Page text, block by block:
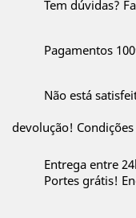
Tem dúvidas?
Pagamentos
Não está
devolução!
Entrega entre
Portes grátis!